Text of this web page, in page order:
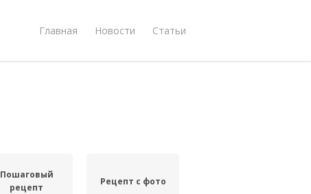
Главная Новости Статьи
Пошаговый
рецепт
Рецепт с фото